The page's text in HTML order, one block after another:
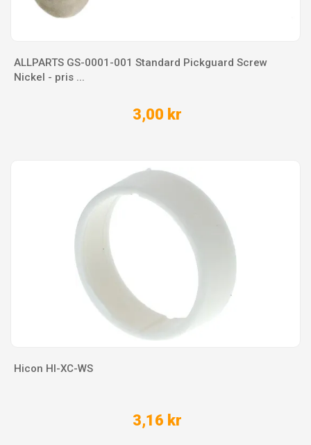
ALLPARTS GS-0001-001 Standard Pickguard Screw
Nickel - pris ...
3,00 kr
Hicon HI-XC-WS
3,16 kr